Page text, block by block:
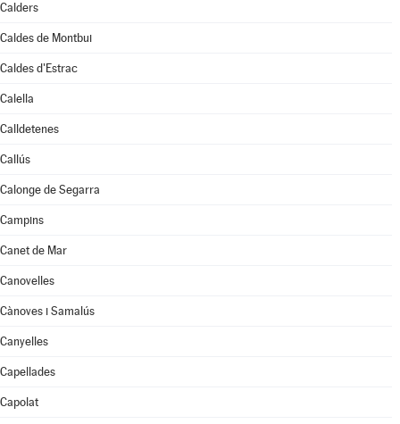
Calders
Caldes de Montbui
Caldes d'Estrac
Calella
Calldetenes
Callús
Calonge de Segarra
Campins
Canet de Mar
Canovelles
Cànoves i Samalús
Canyelles
Capellades
Capolat